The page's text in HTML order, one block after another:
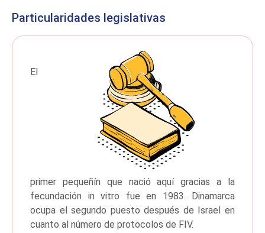
Particularidades legislativas
El
primer pequeñín que nació aquí gracias a la
fecundación in vitro fue en 1983. Dinamarca
ocupa el segundo puesto después de Israel en
cuanto al número de protocolos de FIV.